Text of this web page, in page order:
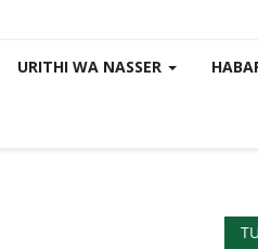
URITHI WA NASSER